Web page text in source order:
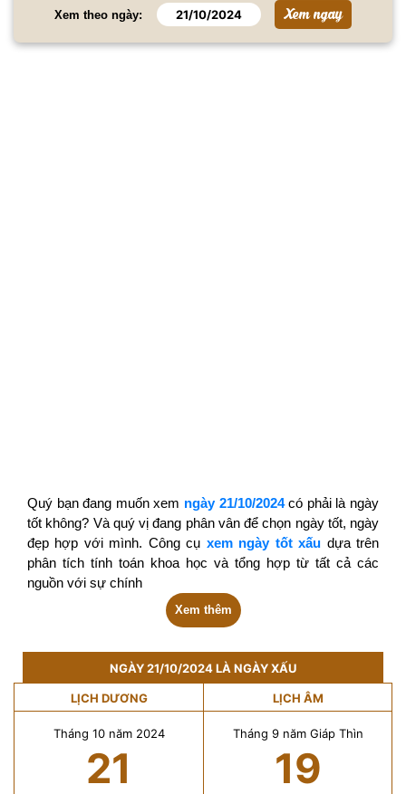
Xem theo ngày:
Quý bạn đang muốn xem ngày 21/10/2024có phải là ngày
tốt không? Và quý vị đang phân vân để chọn ngày tốt, ngày
đẹp hợp với mình. Công cụ xem ngày tốt xấu dựa trên
phân tích tính toán khoa học và tổng hợp từ tất cả các
nguồn với sự chính
Xem thêm
NGÀY 21/10/2024 LÀ NGÀY XẤU
LỊCH DƯƠNG LỊCH ÂM
Tháng 10 năm 2024
21
Tháng 9 năm Giáp Thìn
19